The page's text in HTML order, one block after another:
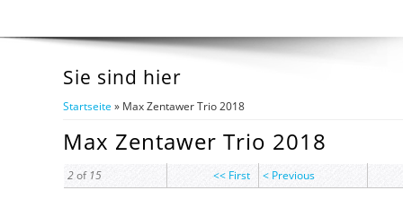
Sie sind hier
Startseite » Max Zentawer Trio 2018
Max Zentawer Trio 2018
2of 15 << First < Previous